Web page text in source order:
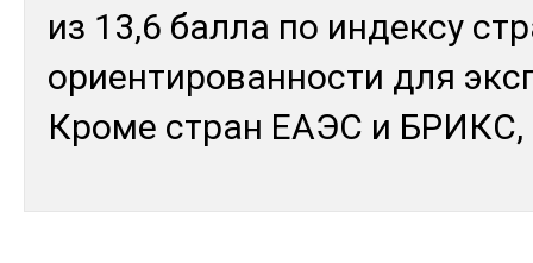
из 13,6 бал­ла по ин­дек­су
ориен­ти­рован­нос­ти для
Кро­ме стран ЕАЭС и БРИКС,